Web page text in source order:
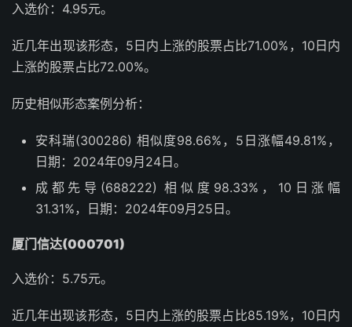
入选价：4.95元。
近几年出现该形态，5日内上涨的股票占比71.00%，10日内
上涨的股票占比72.00%。
历史相似形态案例分析：
安科瑞(300286) 相似度98.66%，5日涨幅49.81%，
日期：2024年09月24日。
成都先导(688222) 相似度98.33%，10日涨幅
31.31%，日期：2024年09月25日。
厦门信达(000701)
入选价：5.75元。
近几年出现该形态，5日内上涨的股票占比85.19%，10日内